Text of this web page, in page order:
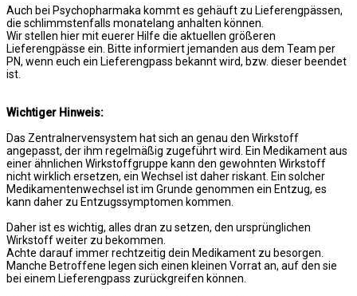
Auch bei Psychopharmaka kommt es gehäuft zu Lieferengpässen,
die schlimmstenfalls monatelang anhalten können.
Wir stellen hier mit euerer Hilfe die aktuellen größeren
Lieferengpässe ein. Bitte informiert jemanden aus dem Team per
PN, wenn euch ein Lieferengpass bekannt wird, bzw. dieser beendet
ist.
Wichtiger Hinweis:
Das Zentralnervensystem hat sich an genau den Wirkstoff
angepasst, der ihm regelmäßig zugeführt wird. Ein Medikament aus
einer ähnlichen Wirkstoffgruppe kann den gewohnten Wirkstoff
nicht wirklich ersetzen, ein Wechsel ist daher riskant. Ein solcher
Medikamentenwechsel ist im Grunde genommen ein Entzug, es
kann daher zu Entzugssymptomen kommen.
Daher ist es wichtig, alles dran zu setzen, den ursprünglichen
Wirkstoff weiter zu bekommen.
Achte darauf immer rechtzeitig dein Medikament zu besorgen.
Manche Betroffene legen sich einen kleinen Vorrat an, auf den sie
bei einem Lieferengpass zurückgreifen können.